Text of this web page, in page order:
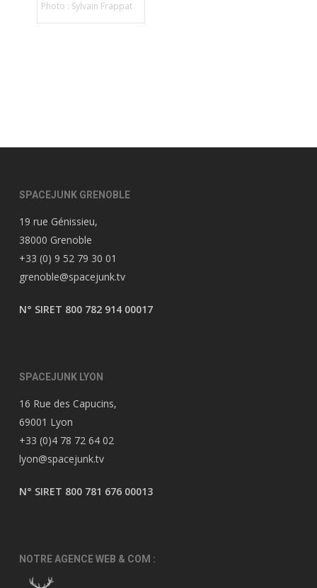
Photo : Sylvain Frappat
SPACEJUNK GRENOBLE
19 rue Génissieu,
38000 Grenoble
+33 (0) 9 52 79 30 01
grenoble@spacejunk.tv
N° SIRET 800 782 914 00017
SPACEJUNK LYON
16 Rue des Capucins,
69001 Lyon
+33 (0)4 78 72 64 02
lyon@spacejunk.tv
N° SIRET 800 781 676 00013
NOTRE AGENCE WEB & COM :